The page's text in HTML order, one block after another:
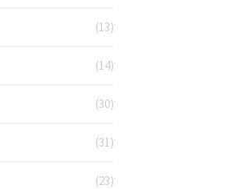
(13)
(14)
(30)
(31)
(23)